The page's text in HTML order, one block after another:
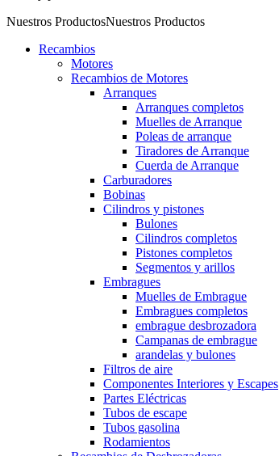
Nuestros ProductosNuestros Productos
Recambios
Motores
Recambios de Motores
Arranques
Arranques completos
Muelles de Arranque
Poleas de arranque
Tiradores de Arranque
Cuerda de Arranque
Carburadores
Bobinas
Cilindros y pistones
Bulones
Cilindros completos
Pistones completos
Segmentos y arillos
Embragues
Muelles de Embrague
Embragues completos
embrague desbrozadora
Campanas de embrague
arandelas y bulones
Filtros de aire
Componentes Interiores y Escapes
Partes Eléctricas
Tubos de escape
Tubos gasolina
Rodamientos